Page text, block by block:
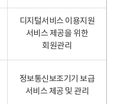
디지털서비스 이용지원
서비스 제공을 위한
회원관리
정보통신보조기기 보급
서비스 제공 및 관리